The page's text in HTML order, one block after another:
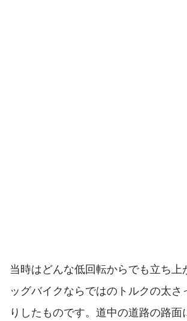
当時はどんな低回転からでも立ち上
ッグバイクならではのトルクの太さ
りしたものです。道中の道路の路面